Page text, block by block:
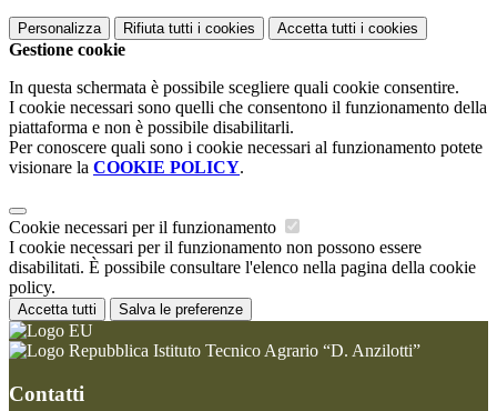
Personalizza Rifiuta tutti i cookies Accetta tutti i cookies
Gestione cookie
In questa schermata è possibile scegliere quali cookie consentire.
I cookie necessari sono quelli che consentono il funzionamento della
piattaforma e non è possibile disabilitarli.
Per conoscere quali sono i cookie necessari al funzionamento potete
visionare la COOKIE POLICY.
Cookie necessari per il funzionamento
I cookie necessari per il funzionamento non possono essere
disabilitati. È possibile consultare l'elenco nella pagina della cookie
policy.
Accetta tutti Salva le preferenze
Istituto Tecnico Agrario “D. Anzilotti”
Contatti